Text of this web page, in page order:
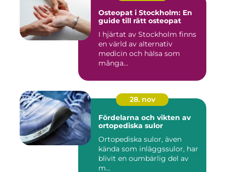
Osteopat i Stockholm: En
guide till rätt osteopat
I hjärtat av Stockholm finns
en värld av alternativ
medicin och hälsa som
många...
28. nov
Fördelarna och vikten av
ortopediska sulor
Ortopediska sulor, även
kända som inläggssulor, har
blivit en oumbärlig del av
m...